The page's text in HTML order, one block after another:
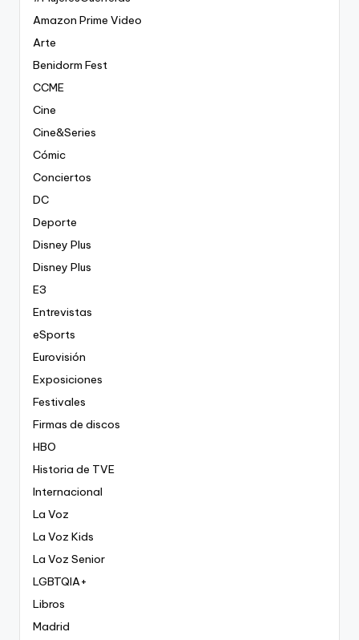
Amazon Prime Video
Arte
Benidorm Fest
CCME
Cine
Cine&Series
Cómic
Conciertos
DC
Deporte
Disney Plus
Disney Plus
E3
Entrevistas
eSports
Eurovisión
Exposiciones
Festivales
Firmas de discos
HBO
Historia de TVE
Internacional
La Voz
La Voz Kids
La Voz Senior
LGBTQIA+
Libros
Madrid